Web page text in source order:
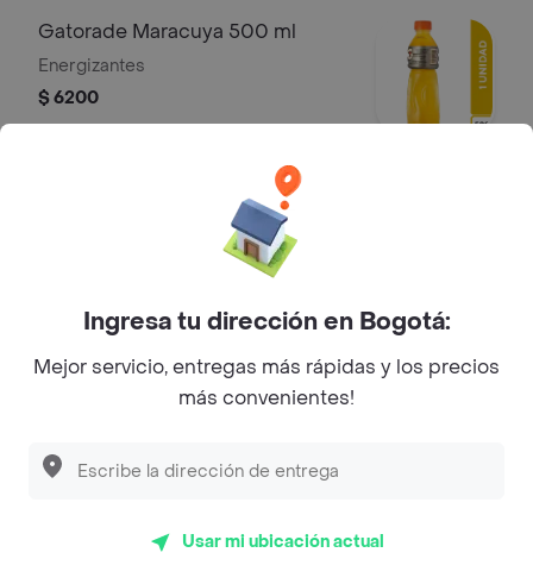
Gatorade Maracuya 500 ml
Energizantes
$ 6200
Gatorade Blue 500ml
Squash Frutas Tropicales 500 ml
$ 4000
Ingresa tu dirección en Bogotá:
Mejor servicio, entregas más rápidas y los precios
más convenientes!
Usar mi ubicación actual